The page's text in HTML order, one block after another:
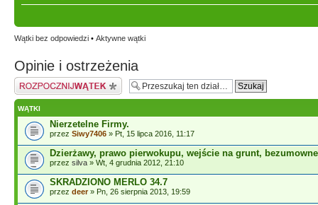
Wątki bez odpowiedzi • Aktywne wątki
Opinie i ostrzeżenia
Napisz wątek
WĄTKI
Nierzetelne Firmy.
przez Siwy7406 » Pt, 15 lipca 2016, 11:17
Dzierżawy, prawo pierwokupu, wejście na grunt,
przez silva » Wt, 4 grudnia 2012, 21:10
SKRADZIONO MERLO 34.7
przez deer» Pn, 26 sierpnia 2013, 19:59